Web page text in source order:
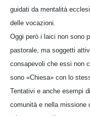
guidati da mentalità
delle vocazioni.
Oggi però i laici non sono
pastorale, ma soggetti
consapevoli che essi non
sono «Chiesa» con lo
Tentativi e anche esempi
comunità e nella missione